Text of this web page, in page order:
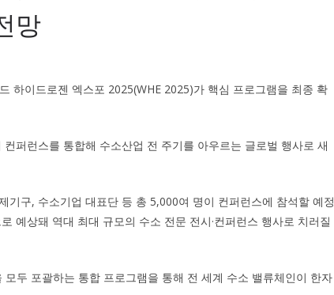
망
하이드로젠 엑스포 2025(WHE 2025)가 핵심 프로그램을 최종 확
컨퍼런스를 통합해 수소산업 전 주기를 아우르는 글로벌 행사로 새
기구, 수소기업 대표단 등 총 5,000여 명이 컨퍼런스에 참석할 예정
예상돼 역대 최대 규모의 수소 전문 전시·컨퍼런스 행사로 치러질
모두 포괄하는 통합 프로그램을 통해 전 세계 수소 밸류체인이 한자